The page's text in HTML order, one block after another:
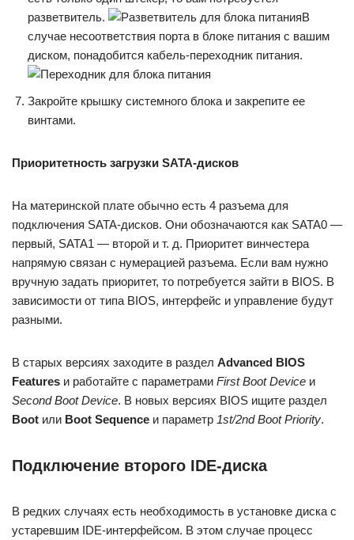
разветвитель.
В
случае несоответствия порта в блоке питания с вашим
диском, понадобится кабель-переходник питания.
Закройте крышку системного блока и закрепите ее
винтами.
Приоритетность загрузки SATA-дисков
На материнской плате обычно есть 4 разъема для
подключения SATA-дисков. Они обозначаются как SATA0 —
первый, SATA1 — второй и т. д. Приоритет винчестера
напрямую связан с нумерацией разъема. Если вам нужно
вручную задать приоритет, то потребуется зайти в BIOS. В
зависимости от типа BIOS, интерфейс и управление будут
разными.
В старых версиях заходите в раздел Advanced BIOS
Features и работайте с параметрами First Boot Device и
Second Boot Device. В новых версиях BIOS ищите раздел
Boot или Boot Sequence и параметр 1st/2nd Boot Priority.
Подключение второго IDE-диска
В редких случаях есть необходимость в установке диска с
устаревшим IDE-интерфейсом. В этом случае процесс